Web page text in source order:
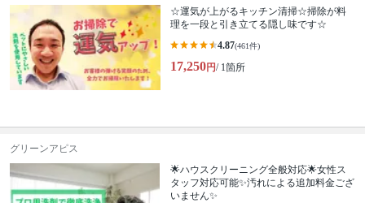
☆運気が上がるキッチン清掃☆掃除が料
理を一段と引き立てる隠し味です☆
4.87(461件)
17,250円/ 1箇所
グリーンアピス
🌟ハウスクリーニング全般対応🌟女性ス
タッフ対応可能✨汚れによる追加料金ござ
いません✨